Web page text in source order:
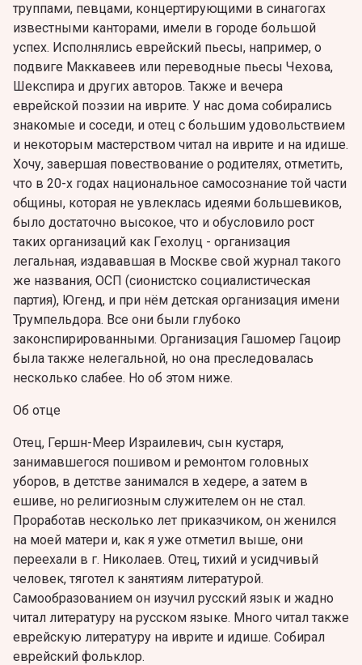
труппами, певцами, концертирующими в синагогах
известными канторами, имели в городе большой
успех. Исполнялись еврейский пьесы, например, о
подвиге Маккавеев или переводные пьесы Чехова,
Шекспира и других авторов. Также и вечера
еврейской поэзии на иврите. У нас дома собирались
знакомые и соседи, и отец с большим удовольствием
и некоторым мастерством читал на иврите и на идише.
Хочу, завершая повествование о родителях, отметить,
что в 20-х годах национальное самосознание той части
общины, которая не увлеклась идеями большевиков,
было достаточно высокое, что и обусловило рост
таких организаций как Гехолуц - организация
легальная, издававшая в Москве свой журнал такого
же названия, ОСП (сионистско социалистическая
партия), Югенд, и при нём детская организация имени
Трумпельдора. Все они были глубоко
законспирированными. Организация Гашомер Гацоир
была также нелегальной, но она преследовалась
несколько слабее. Но об этом ниже.
Об отце
Отец, Гершн-Меер Израилевич, сын кустаря,
занимавшегося пошивом и ремонтом головных
уборов, в детстве занимался в хедере, а затем в
ешиве, но религиозным служителем он не стал.
Проработав несколько лет приказчиком, он женился
на моей матери и, как я уже отметил выше, они
переехали в г. Николаев. Отец, тихий и усидчивый
человек, тяготел к занятиям литературой.
Самообразованием он изучил русский язык и жадно
читал литературу на русском языке. Много читал также
еврейскую литературу на иврите и идише. Собирал
еврейский фольклoр.